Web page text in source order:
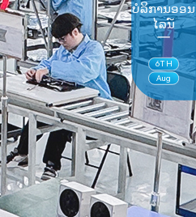
ບໍລິການອອນ
ໄລນ໌
6TH
Aug